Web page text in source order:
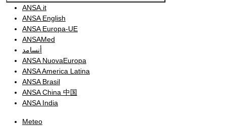
ANSA.it
ANSA English
ANSA Europa-UE
ANSAMed
أنسامد
ANSA NuovaEuropa
ANSA America Latina
ANSA Brasil
ANSA China 中国
ANSA India
Meteo